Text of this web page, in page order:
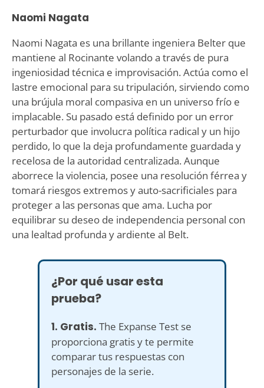
Naomi Nagata
Naomi Nagata es una brillante ingeniera Belter que
mantiene al Rocinante volando a través de pura
ingeniosidad técnica e improvisación. Actúa como el
lastre emocional para su tripulación, sirviendo como
una brújula moral compasiva en un universo frío e
implacable. Su pasado está definido por un error
perturbador que involucra política radical y un hijo
perdido, lo que la deja profundamente guardada y
recelosa de la autoridad centralizada. Aunque
aborrece la violencia, posee una resolución férrea y
tomará riesgos extremos y auto-sacrificiales para
proteger a las personas que ama. Lucha por
equilibrar su deseo de independencia personal con
una lealtad profunda y ardiente al Belt.
¿Por qué usar esta
prueba?
1. Gratis. The Expanse Test se
proporciona gratis y te permite
comparar tus respuestas con
personajes de la serie.